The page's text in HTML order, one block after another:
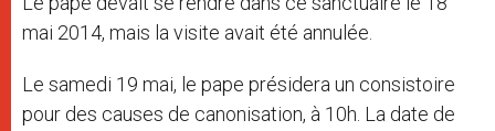
mai 2014, mais la visite avait été annulée.
Le samedi 19 mai, le pape présidera un consistoire
pour des causes de canonisation, à 10h. La date de